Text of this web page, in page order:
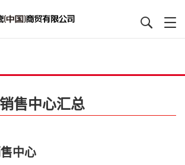
售中心汇总
中心